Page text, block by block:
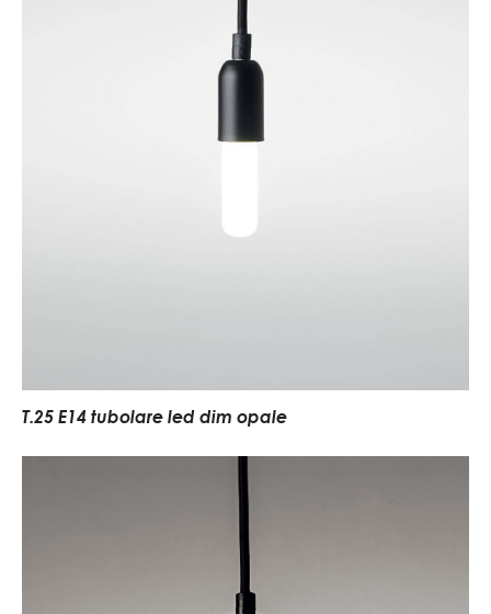
T.25 E14 tubolare led dim opale